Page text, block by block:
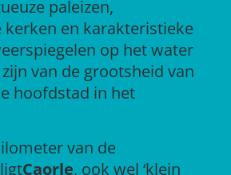
paleizen,
en karakteristieke
op het water
van de grootsheid van
hoofdstad in het
van de
Caorle, ook wel ‘klein